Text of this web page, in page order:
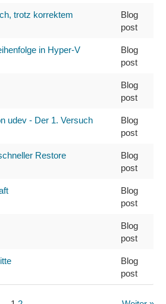
trotz korrektem
Blog
post
in Hyper-V
Blog
post
Blog
post
udev - Der 1. Versuch
Blog
post
Restore
Blog
post
Blog
post
Blog
post
Blog
post